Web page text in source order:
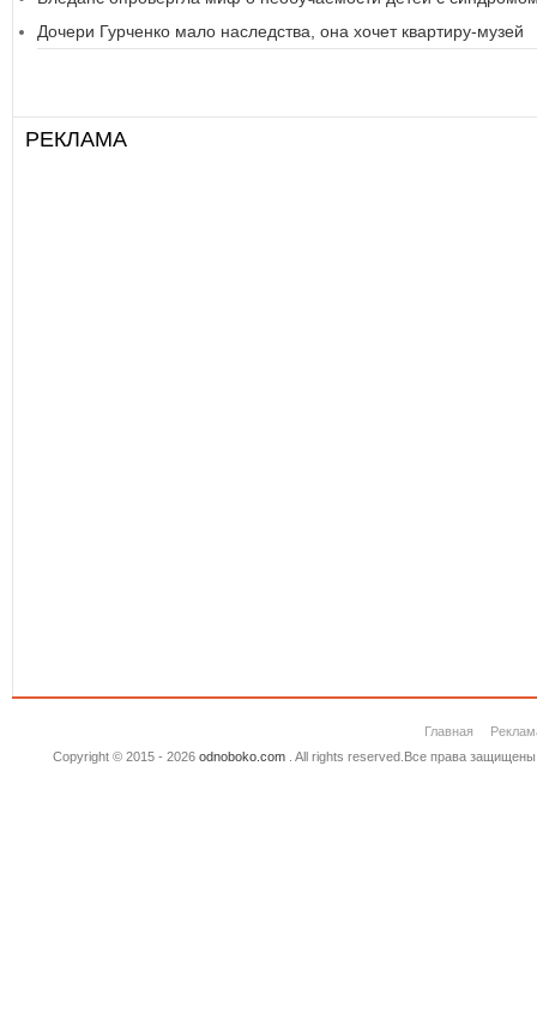
Дочери Гурченко мало наследства, она хочет квартиру-музей
РЕКЛАМА
Главная
Copyright © 2015 - 2026 odnoboko.com. All rights reserved.Все права защищены.